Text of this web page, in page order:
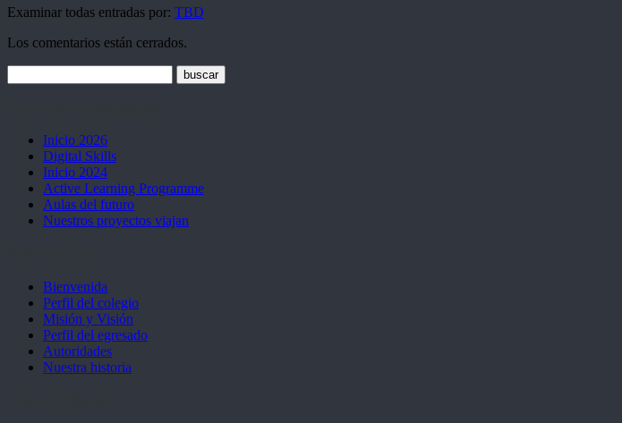
Examinar todas entradas por: TBD
Los comentarios están cerrados.
Inicio 2026
Digital Skills
Inicio 2024
Active Learning Programme
Aulas del futuro
Nuestros proyectos viajan
Bienvenida
Perfil del colegio
Misión y Visión
Perfil del egresado
Autoridades
Nuestra historia